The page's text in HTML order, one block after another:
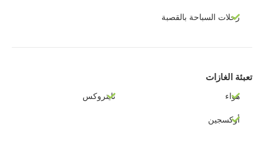
رحلات السباحة بالقصبة
تعبئة الغازات
هواء نايتروكس
أوكسجين